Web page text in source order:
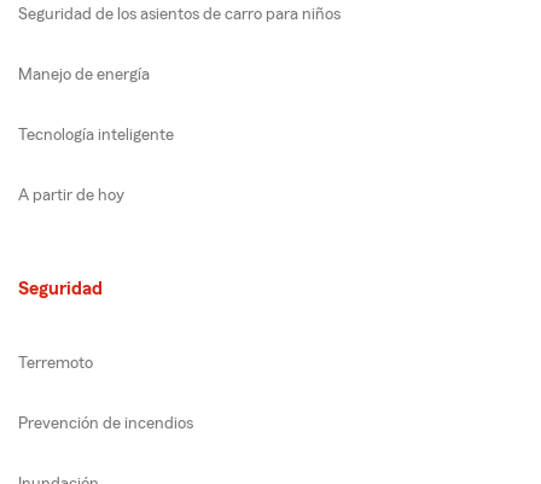
Seguridad de los asientos de carro para niños
Manejo de energía
Tecnología inteligente
A partir de hoy
Seguridad
Terremoto
Prevención de incendios